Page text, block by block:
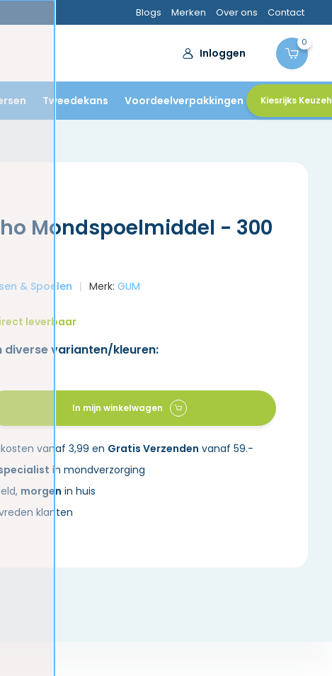
Blogs Merken Over ons Contact
Inloggen
0
Tweedekans Voordeelverpakkingen Kiesrijks
Mondspoelmiddel - 300
& Spoelen Merk:GUM
leverbaar
diverse varianten/kleuren:
In mijn winkelwagen
vanaf 3,99 en Gratis Verzenden vanaf 59.-
in mondverzorging
morgen in huis
klanten